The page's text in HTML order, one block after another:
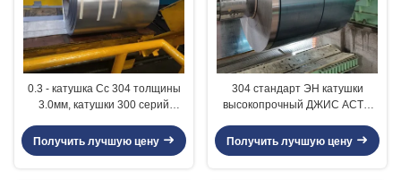
0.3 - катушка Сс 304 толщины
3.0мм, катушки 300 серий
нержавеющей сталью
Получить лучшую цену
304 стандарт ЭН катушки
высокопрочный ДЖИС АСТМ
цветом
Получить лучшую цену